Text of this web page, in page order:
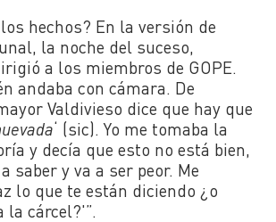
hechos? En la versión de
la noche del suceso,
a los miembros de GOPE.
andaba con cámara. De
Valdivieso dice que hay que
‘ (sic). Yo me tomaba la
y decía que esto no está bien,
saber y va a ser peor. Me
lo que te están diciendo ¿o
la cárcel?'”.